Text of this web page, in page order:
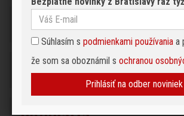
Súhlasím s podmienkami používania a
že som sa oboznámil s ochranou
Prihlásiť na odber noviniek